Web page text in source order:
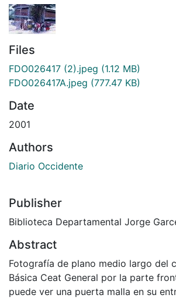
Files
FDO026417 (2).jpeg (1.12 MB)
FDO026417A.jpeg (777.47 KB)
Date
2001
Authors
Diario Occidente
Publisher
Biblioteca Departamental Jorge
Abstract
Fotografía de plano medio largo del
Básica Ceat General por la parte
puede ver una puerta malla en su